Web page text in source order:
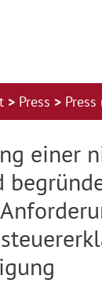
Press Press
einer